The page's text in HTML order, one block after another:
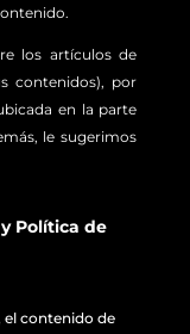
los artículos de
contenidos), por
en la parte
le sugerimos
Política de
contenido de